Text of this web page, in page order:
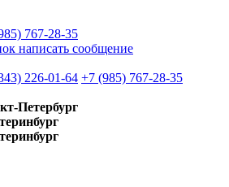
767-28-35
написать сообщение
226-01-64 +7 (985) 767-28-35
Петербург